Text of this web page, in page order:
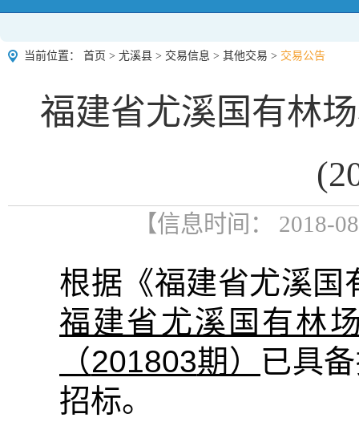
当前位置： 首页 > 尤溪县 > 交易信息 > 其他交易 > 交易公告
福建省尤溪国有林
【信息时间： 2018-
根据《福建省尤溪国
福建省尤溪国有林
（201803期） 已具
招标。